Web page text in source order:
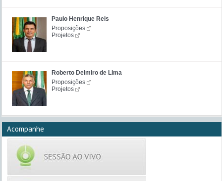
Paulo Henrique Reis
Proposições
Projetos
Roberto Delmiro de Lima
Proposições
Projetos
Acompanhe